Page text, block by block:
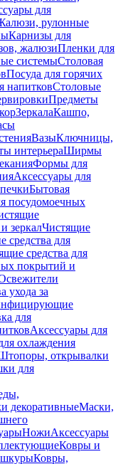
для
рулонные
Карнизы для
жалюзиПленки для
системыСтоловая
Посуда для горячих
напитковСтоловые
Предметы
ЗеркалаКашпо,
ВазыКлючницы,
интерьераШирмы
Формы для
Аксессуары для
Бытовая
посудомоечных
зеркалЧистящие
средства для
средства для
покрытий и
ухода за
для
Аксессуары для
охлаждения
открывалки
для
декоративныеМаски,
НожиАксессуары
Ковры и
Ковры,